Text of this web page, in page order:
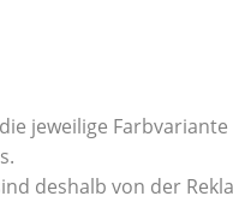
jeweilige
deshalb von der